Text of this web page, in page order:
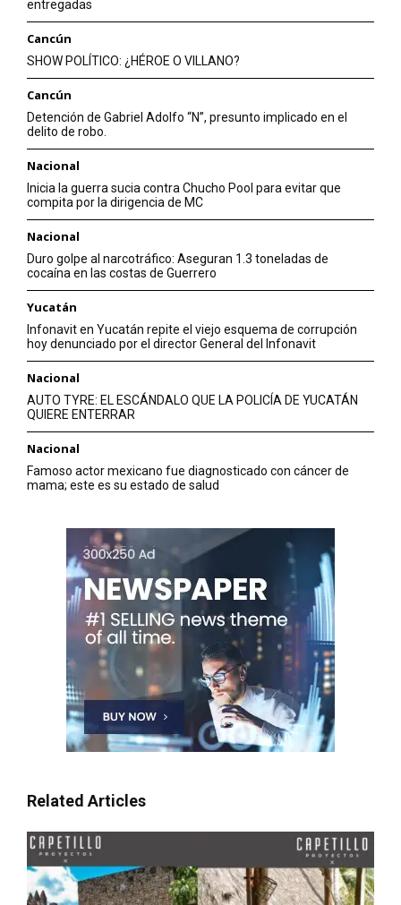
entregadas
Cancún
SHOW POLÍTICO: ¿HÉROE O VILLANO?
Cancún
Detención de Gabriel Adolfo “N”, presunto implicado en el
delito de robo.
Nacional
Inicia la guerra sucia contra Chucho Pool para evitar que
compita por la dirigencia de MC
Nacional
Duro golpe al narcotráfico: Aseguran 1.3 toneladas de
cocaína en las costas de Guerrero
Yucatán
Infonavit en Yucatán repite el viejo esquema de corrupción
hoy denunciado por el director General del Infonavit
Nacional
AUTO TYRE: EL ESCÁNDALO QUE LA POLICÍA DE YUCATÁN
QUIERE ENTERRAR
Nacional
Famoso actor mexicano fue diagnosticado con cáncer de
mama; este es su estado de salud
Related Articles